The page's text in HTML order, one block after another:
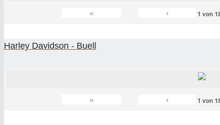
« ‹ 1 von
Harley Davidson - Buell
« ‹ 1 von